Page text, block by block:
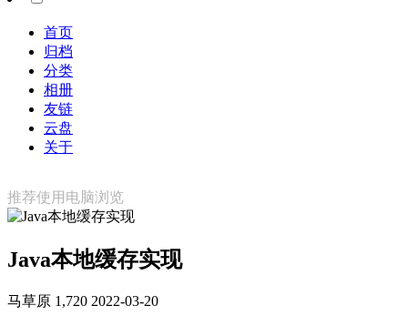
首页
归档
分类
相册
友链
云盘
关于
推荐使用电脑浏览
Java本地缓存实现
马草原 1,720 2022-03-20